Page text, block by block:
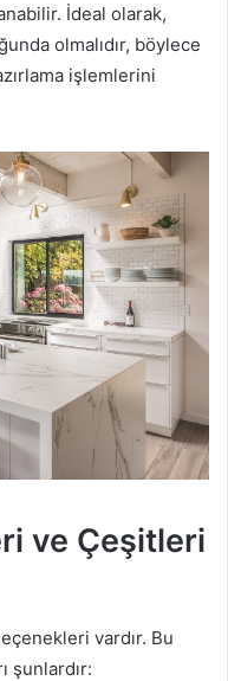
İdeal olarak,
olmalıdır, böylece
işlemlerini
ve Çeşitleri
vardır. Bu
şunlardır: